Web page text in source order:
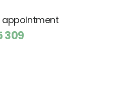
appointment
309